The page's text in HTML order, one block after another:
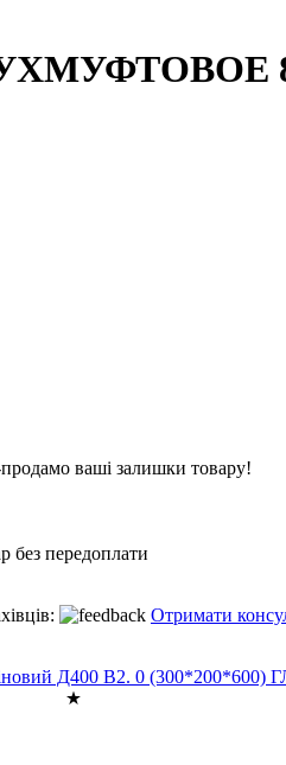
продамо ваші залишки товару!
без передоплати
Отримати